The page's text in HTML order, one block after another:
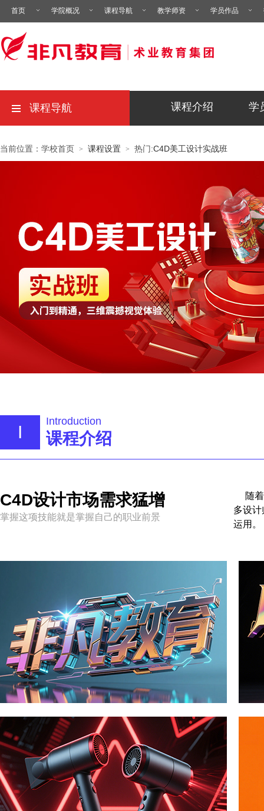
首页 学院概况 课程导航 教学师资 学员作品
课程介绍 学
课程导航
当前位置：学校首页 > 课程设置 > 热门:C4D美工设计实战班
I
Introduction
课程介绍
C4D设计市场需求猛增
掌握这项技能就是掌握自己的职业前景
随
多设
运用。